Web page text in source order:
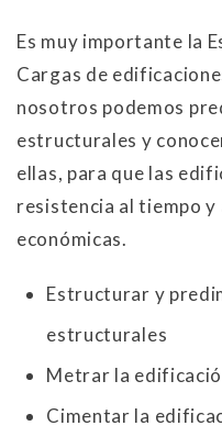
Es muy importante la
Cargas de
nosotros podemos
estructurales y
ellas, para que las
resistencia al tiempo y
económicas.
Estructurar y
estructurales
Metrar la
Cimentar la